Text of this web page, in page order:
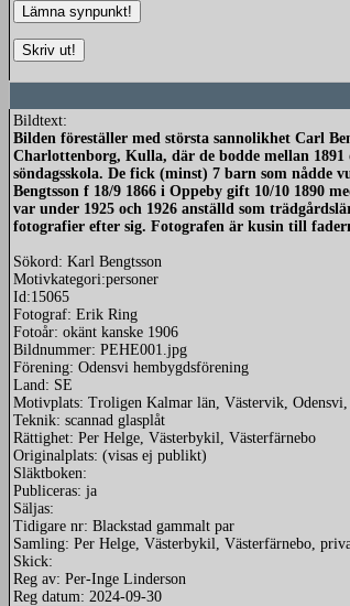
Bildtext:
Bilden föreställer med största sannolikhet Carl
Charlottenborg, Kulla, där de bodde mellan
söndagsskola. De fick (minst) 7 barn som
Bengtsson f 18/9 1866 i Oppeby gift 10/10 1890
var under 1925 och 1926 anställd som
fotografier efter sig. Fotografen är kusin till
Sökord: Karl Bengtsson
Motivkategori:personer
Id:15065
Fotograf: Erik Ring
Fotoår: okänt kanske 1906
Bildnummer: PEHE001.jpg
Förening: Odensvi hembygdsförening
Land: SE
Motivplats: Troligen Kalmar län, Västervik,
Teknik: scannad glasplåt
Rättighet: Per Helge, Västerbykil, Västerfärnebo
Originalplats: (visas ej publikt)
Släktboken:
Publiceras: ja
Säljas:
Tidigare nr: Blackstad gammalt par
Samling: Per Helge, Västerbykil, Västerfärnebo,
Skick:
Reg av: Per-Inge Linderson
Reg datum: 2024-09-30